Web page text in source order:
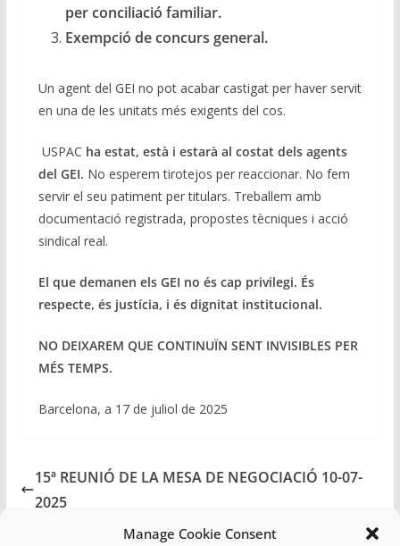
Manage Cookie Consent
per conciliació familiar.
Exempció de concurs general.
Un agent del GEI no pot acabar castigat per haver servit
en una de les unitats més exigents del cos.
USPAC ha estat, està i estarà al costat dels agents
del GEI. No esperem tirotejos per reaccionar. No fem
servir el seu patiment per titulars. Treballem amb
documentació registrada, propostes tècniques i acció
sindical real.
El que demanen els GEI no és cap privilegi. És
respecte, és justícia, i és dignitat institucional.
NO DEIXAREM QUE CONTINUÏN SENT INVISIBLES PER
MÉS TEMPS.
Barcelona, a 17 de juliol de 2025
15ª REUNIÓ DE LA MESA DE NEGOCIACIÓ 10-07-
2025
CONSELL DE LA POLICIA 17-07-2025